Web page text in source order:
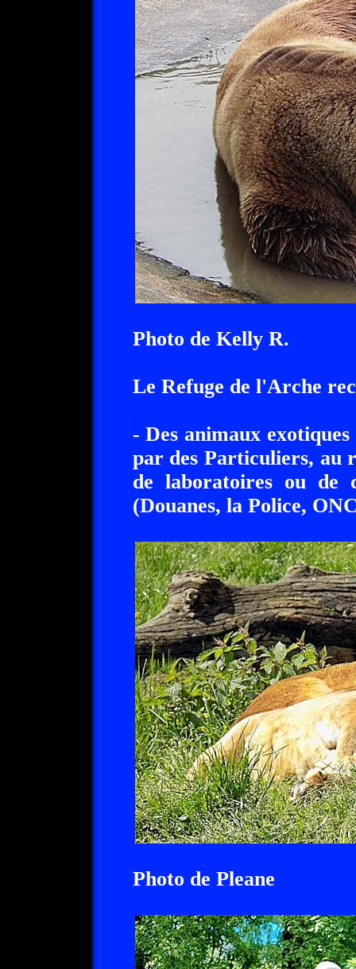
Photo de Kelly R.
Le Refuge de l'Arche
- Des animaux
par des Particuliers, au
de laboratoires ou de
(Douanes, la Police,
Photo de Pleane